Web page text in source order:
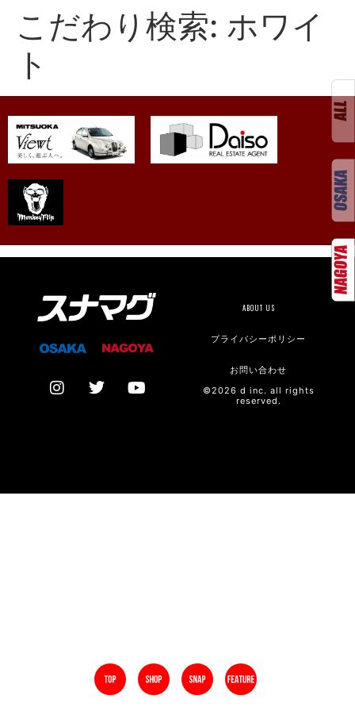
こだわり検索: ホワイ
ト
ABOUT US
プライバシーポリシー
お問い合わせ
©2026 d inc. all rights
reserved.